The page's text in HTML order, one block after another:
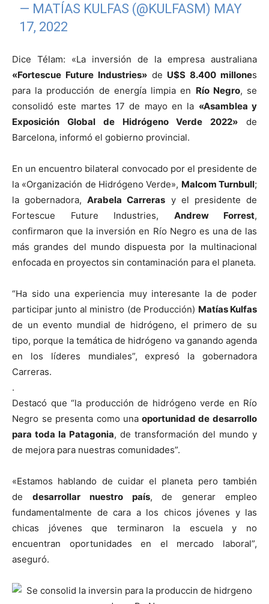
— MATÍAS KULFAS (@KULFASM) MAY
17, 2022
Dice Télam: «La inversión de la empresa australiana
«Fortescue Future Industries»de U$S 8.400 millones
para la producción de energía limpia en Río Negro, se
consolidó este martes 17 de mayo en la «Asamblea y
Exposición Global de Hidrógeno Verde 2022» de
Barcelona, informó el gobierno provincial.
En un encuentro bilateral convocado por el presidente de
la «Organización de Hidrógeno Verde», Malcom Turnbull;
la gobernadora,Arabela Carreras y el presidente de
Fortescue Future Industries, Andrew Forrest,
confirmaron que la inversión en Río Negro es una de las
más grandes del mundo dispuesta por la multinacional
enfocada en proyectos sin contaminación para el planeta.
“Ha sido una experiencia muy interesante la de poder
participar junto al ministro (de Producción) Matías Kulfas
de un evento mundial de hidrógeno, el primero de su
tipo, porque la temática de hidrógeno va ganando agenda
en los líderes mundiales”, expresó la gobernadora
Carreras.
.
Destacó que “la producción de hidrógeno verde en Río
Negro se presenta como una oportunidad de desarrollo
para toda la Patagonia, de transformación del mundo y
de mejora para nuestras comunidades”.
«Estamos hablando de cuidar el planeta pero también
de desarrollar nuestro país, de generar empleo
fundamentalmente de cara a los chicos jóvenes y las
chicas jóvenes que terminaron la escuela y no
encuentran oportunidades en el mercado laboral”,
aseguró.